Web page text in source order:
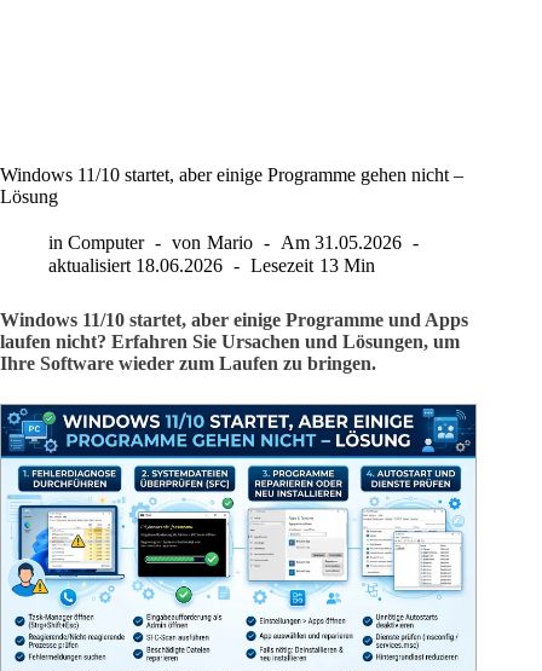
Windows 11/10 startet, aber einige Programme gehen nicht –
Lösung
in Computer von Mario Am 31.05.2026
aktualisiert 18.06.2026 Lesezeit 13 Min
Windows 11/10 startet, aber einige Programme und Apps
laufen nicht? Erfahren Sie Ursachen und Lösungen, um
Ihre Software wieder zum Laufen zu bringen.